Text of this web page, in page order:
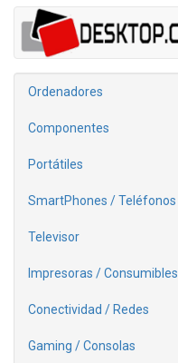
Ordenadores
Componentes
Portátiles
SmartPhones / Teléfonos
Televisor
Impresoras / Consumibles
Conectividad / Redes
Gaming / Consolas